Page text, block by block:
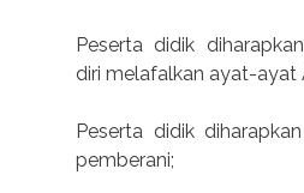
Peserta didik
diri melafalkan ayat-ayat
Peserta didik
pemberani;